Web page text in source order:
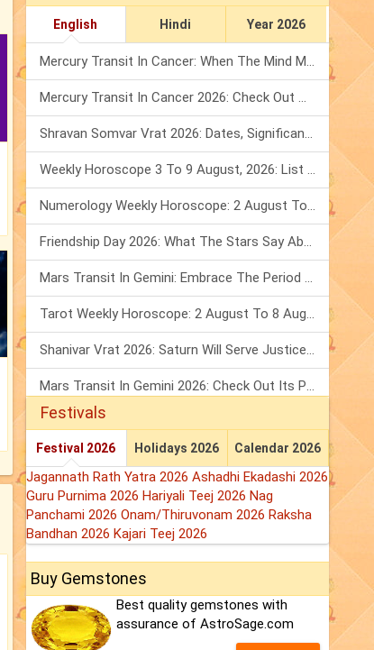
English Hindi Year 2026
Mercury Transit In Cancer: When The Mind Meets The Heart!
Mercury Transit In Cancer 2026: Check Out What It Brings For You
Shravan Somvar Vrat 2026: Dates, Significance & Rituals In August
Weekly Horoscope 3 To 9 August, 2026: List Of Fasts & Festivals
Numerology Weekly Horoscope: 2 August To 8 August, 2026
Friendship Day 2026: What The Stars Say About Your Best Friend!
Mars Transit In Gemini: Embrace The Period Full Of Energy & Intelligence
Tarot Weekly Horoscope: 2 August To 8 August, 2026
Shanivar Vrat 2026: Saturn Will Serve Justice In Sawan Month!
Mars Transit In Gemini 2026: Check Out Its Positive & Negative Impact
Festivals
Festival 2026 Holidays 2026 Calendar 2026
Jagannath Rath Yatra 2026 Ashadhi Ekadashi 2026
Guru Purnima 2026 Hariyali Teej 2026 Nag
Panchami 2026 Onam/Thiruvonam 2026 Raksha
Bandhan 2026 Kajari Teej 2026
Buy Gemstones
Best quality gemstones with
assurance of AstroSage.com